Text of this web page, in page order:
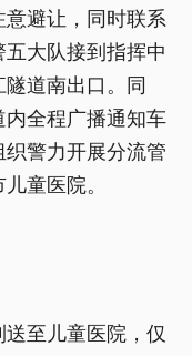
避让，同时联系
大队接到指挥中
道南出口。同
全程广播通知车
警力开展分流管
童医院。
至儿童医院，仅